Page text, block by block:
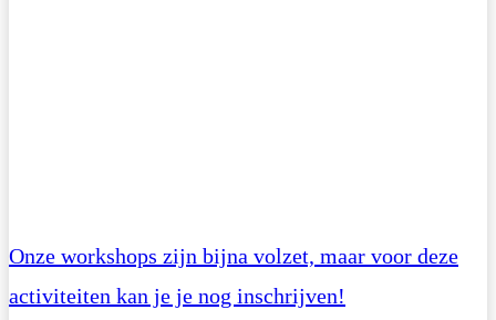
Onze workshops zijn bijna volzet, maar voor deze
activiteiten kan je je nog inschrijven!